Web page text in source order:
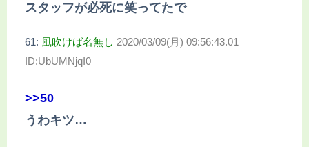
スタッフが必死に笑ってたで
61: 風吹けば名無し 2020/03/09(月) 09:56:43.01
ID:UbUMNjqI0
>>50
うわキツ…